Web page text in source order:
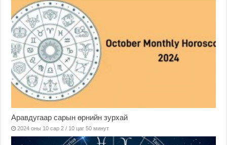
Аравдугаар сарын өрнийн зурхай
2024 оны 10 сар 2 / 10 цаг 50 минут